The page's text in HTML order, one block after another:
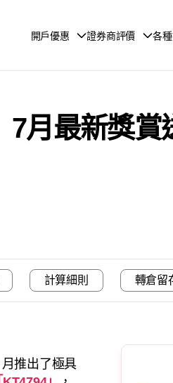
開戶優惠 證券商評價 各
7月最新獎賞
計算細則 轉倉留
推出了極具